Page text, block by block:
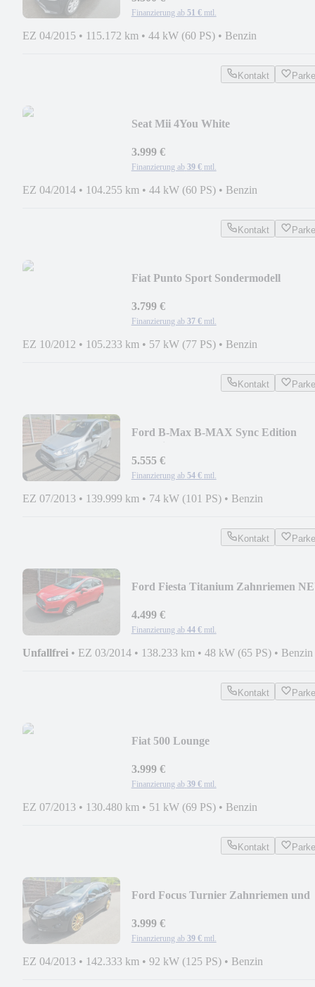
Finanzierung ab 51 € mtl.
EZ 04/2015 • 115.172 km • 44 kW (60 PS) • Benzin
Kontakt
Seat Mii 4You White
3.999 €
Finanzierung ab 39 € mtl.
EZ 04/2014 • 104.255 km • 44 kW (60 PS) • Benzin
Kontakt
Fiat Punto Sport Sondermodell
3.799 €
Finanzierung ab 37 € mtl.
EZ 10/2012 • 105.233 km • 57 kW (77 PS) • Benzin
Kontakt
Ford B-Max B-MAX Sync Edition
5.555 €
Finanzierung ab 54 € mtl.
EZ 07/2013 • 139.999 km • 74 kW (101 PS) • Benzin
Kontakt
Ford Fiesta Titanium Zahnriemen
4.499 €
Finanzierung ab 44 € mtl.
Unfallfrei • EZ 03/2014 • 138.233 km • 48 kW (65 PS) • Benzin
Kontakt
Fiat 500 Lounge
3.999 €
Finanzierung ab 39 € mtl.
EZ 07/2013 • 130.480 km • 51 kW (69 PS) • Benzin
Kontakt
Ford Focus Turnier Zahnriemen und
3.999 €
Finanzierung ab 39 € mtl.
EZ 04/2013 • 142.333 km • 92 kW (125 PS) • Benzin